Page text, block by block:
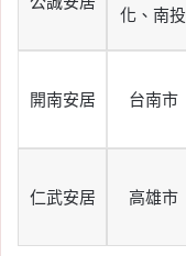
化、南投
開南安居 台南市
仁武安居 高雄市